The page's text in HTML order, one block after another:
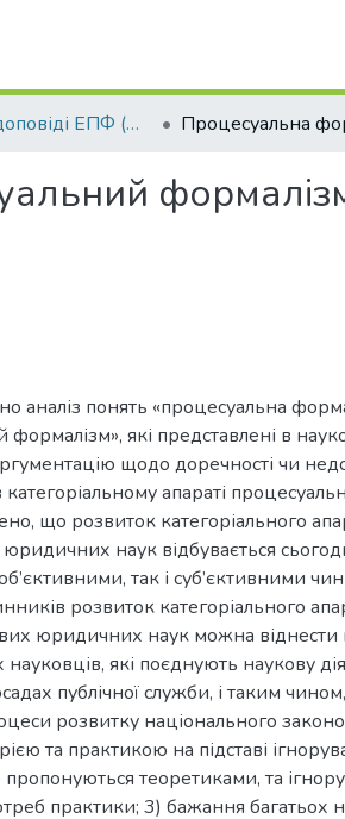
Статті та доповіді ЕПФ (Правові науки)
аналіз понять «процесуальна
формалізм», які представлені в
щодо доречності чи
апараті
що розвиток категоріального
наук відбувається
так і суб’єктивними
розвиток категоріального
юридичних наук можна віднести
які поєднують наукову
публічної служби, і таким
розвитку національного
та практикою на підставі
теоретиками, та
практики; 3) бажання багатьох